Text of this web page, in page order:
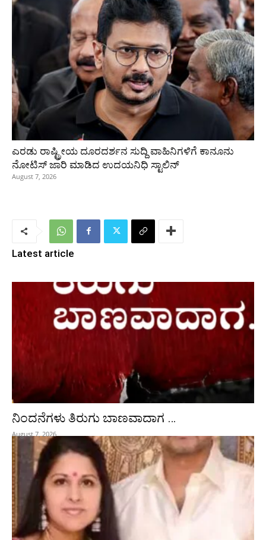
ಎರಡು ರಾಷ್ಟ್ರೀಯ ದೂರದರ್ಶನ ಸುದ್ದಿ ವಾಹಿನಿಗಳಿಗೆ ಕಾನೂನು
ನೋಟಿಸ್ ಜಾರಿ ಮಾಡಿದ ಉದಯನಿಧಿ ಸ್ಟಾಲಿನ್
August 7, 2026
Latest article
ನಿಂದನೆಗಳು ತಿರುಗು ಬಾಣವಾದಾಗ …
August 7, 2026